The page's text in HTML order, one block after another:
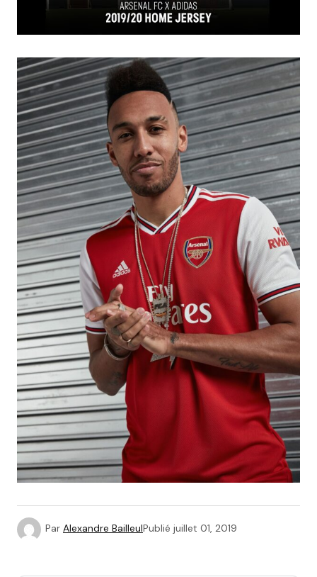
Par Alexandre BailleulPublié juillet 01, 2019